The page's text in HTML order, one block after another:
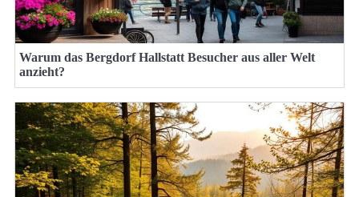
Warum das Bergdorf Hallstatt Besucher aus aller Welt
anzieht?